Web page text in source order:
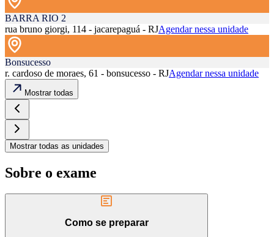
BARRA RIO 2
rua bruno giorgi, 114 - jacarepaguá - RJAgendar nessa unidade
Bonsucesso
r. cardoso de moraes, 61 - bonsucesso - RJAgendar nessa unidade
Mostrar todas
Mostrar todas as unidades
Sobre o exame
Como se preparar